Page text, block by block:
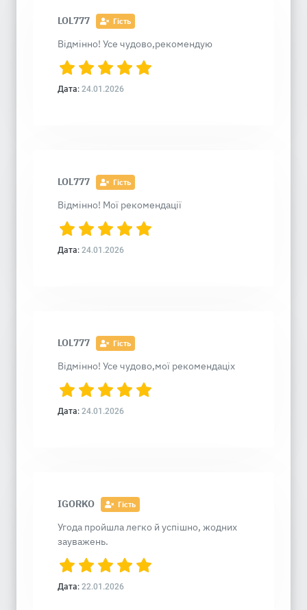
LOL777 Гість
Відмінно! Усе чудово,рекомендую
Дата: 24.01.2026
LOL777 Гість
Відмінно! Мої рекомендації
Дата: 24.01.2026
LOL777 Гість
Відмінно! Усе чудово,мої рекомендаціх
Дата: 24.01.2026
IGORKO Гість
Угода пройшла легко й успішно, жодних
зауважень.
Дата: 22.01.2026